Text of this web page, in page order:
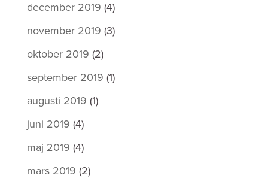
december 2019 (4)
november 2019 (3)
oktober 2019 (2)
september 2019 (1)
augusti 2019 (1)
juni 2019 (4)
maj 2019 (4)
mars 2019 (2)